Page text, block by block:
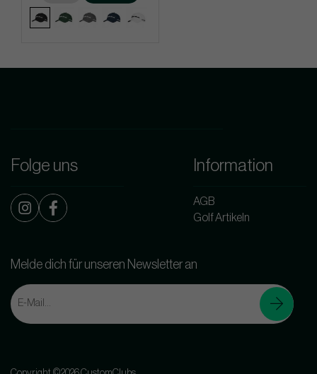
Folge uns Information
AGB
Golf Artikeln
Melde dich für unseren Newsletter an